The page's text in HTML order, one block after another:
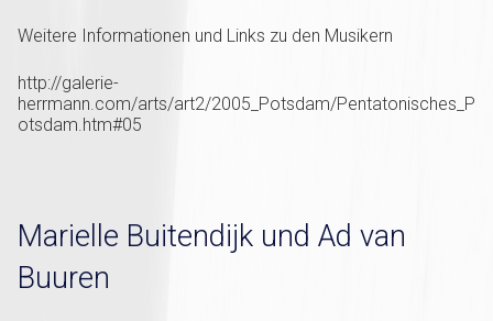
Weitere Informationen und Links zu den Musikern
http://galerie-
herrmann.com/arts/art2/2005_Potsdam/Pentatonisches_P
otsdam.htm#05
Marielle Buitendijk und Ad van
Buuren